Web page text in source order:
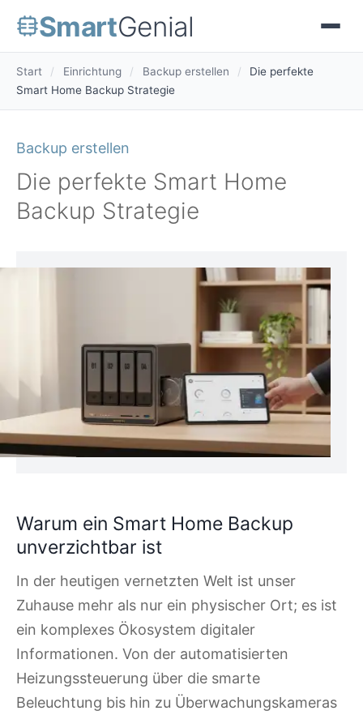
SmartGenial
Start / Einrichtung / Backup erstellen /
Die perfekte
Smart Home Backup Strategie
Backup erstellen
Die perfekte Smart Home
Backup Strategie
Warum ein Smart Home Backup
unverzichtbar ist
In der heutigen vernetzten Welt ist unser
Zuhause mehr als nur ein physischer Ort; es ist
ein komplexes Ökosystem digitaler
Informationen. Von der automatisierten
Heizungssteuerung über die smarte
Beleuchtung bis hin zu Überwachungskameras